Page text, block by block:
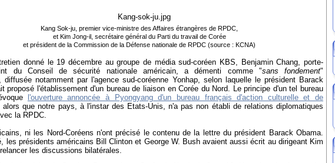
Kang Sok-ju, premier vice-ministre des Affaires étrangères de RPDC
et Kim Jong-il, secrétaire général du Parti du travail de Corée
et président de la Commission de la Défense nationale de RPDC (source : KCNA)
donné le 19 décembre au groupe de média sud-coréen KBS, Benjamin Chang, porte-
du Conseil de sécurité nationale américain, a démenti comme "sans fondement"
diffusée notamment par l'agence sud-coréenne Yonhap, selon laquelle le président Barack
proposé l'établissement d'un bureau de liaison en Corée du Nord. Le principe d'un tel bureau
l'ouverture annoncée à Pyongyang d'un bureau français d'action culturelle et de
alors que notre pays, à l'instar des Etats-Unis, n'a pas non établi de relations diplomatiques
la RPDC.
ni les Nord-Coréens n'ont précisé le contenu de la lettre du président Barack Obama.
les présidents américains Bill Clinton et George W. Bush avaient aussi écrit au dirigeant Kim
les discussions bilatérales.